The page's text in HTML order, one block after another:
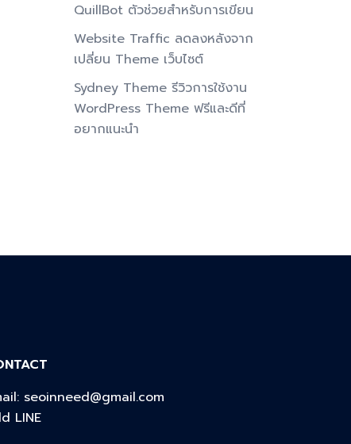
QuillBot ตัวช่วยสำหรับการเขียน
Website Traffic ลดลงหลังจาก
เปลี่ยน Theme เว็บไซต์
Sydney Theme รีวิวการใช้งาน
WordPress Theme ฟรีและดีที่
อยากแนะนำ
seoinneed@gmail.com
LINE